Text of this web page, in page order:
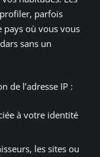
parfois
pays où vous vous
sans un
de l’adresse IP :
à votre identité
les sites ou